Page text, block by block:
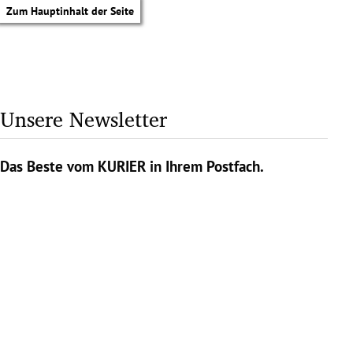
Zum Hauptinhalt der Seite
Unsere Newsletter
Das Beste vom KURIER in Ihrem Postfach.